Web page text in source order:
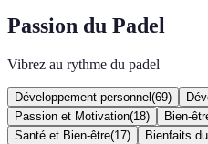
Passion du Padel
Vibrez au rythme du padel
Développement personnel (69)
Passion et Motivation(18) Bien-
Santé et Bien-être(17) Bienfaits